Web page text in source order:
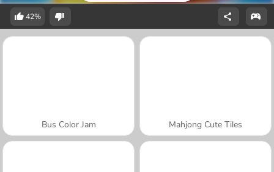
42%
Bus Color Jam Mahjong Cute Tiles